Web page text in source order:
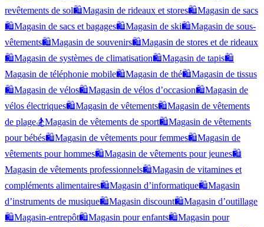
revêtements de sol🛍️Magasin de rideaux et stores🛍️Magasin de sacs
🛍️Magasin de sacs et bagages🛍️Magasin de ski🛍️Magasin de sous-
vêtements🛍️Magasin de souvenirs🛍️Magasin de stores et de rideaux
🛍️Magasin de systèmes de climatisation🛍️Magasin de tapis🛍️
Magasin de téléphonie mobile🛍️Magasin de thé🛍️Magasin de tissus
🛍️Magasin de vélos🛍️Magasin de vélos d’occasion🛍️Magasin de
vélos électriques🛍️Magasin de vêtements🛍️Magasin de vêtements
de plage🏂Magasin de vêtements de sport🛍️Magasin de vêtements
pour bébés🛍️Magasin de vêtements pour femmes🛍️Magasin de
vêtements pour hommes🛍️Magasin de vêtements pour jeunes🛍️
Magasin de vêtements professionnels🛍️Magasin de vitamines et
compléments alimentaires🛍️Magasin d’informatique🛍️Magasin
d’instruments de musique🛍️Magasin discount🛍️Magasin d’outillage
🛍️Magasin-entrepôt🛍️Magasin pour enfants🛍️Magasin pour